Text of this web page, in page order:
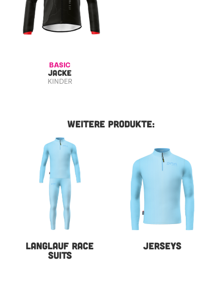
BASIC
JACKE
KINDER
WEITERE PRODUKTE:
LANGLAUF RACE
SUITS
JERSEYS